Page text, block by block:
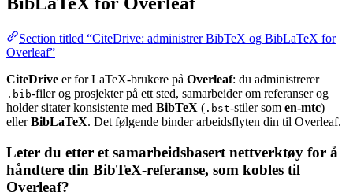
Section titled “CiteDrive: administrer BibTeX og BibLaTeX for
Overleaf”
CiteDrive er for LaTeX-brukere på Overleaf: du administrerer
.bib-filer og prosjekter på ett sted, samarbeider om referanser og
holder sitater konsistente med BibTeX ( .bst-stiler som en-mtc)
ellerBibLaTeX. Det følgende binder arbeidsflyten din til Overleaf.
Leter du etter et samarbeidsbasert nettverktøy for å
håndtere din BibTeX-referanse, som kobles til
Overleaf?